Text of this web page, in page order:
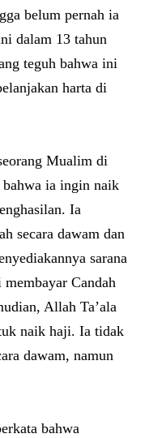
belum pernah ia
dalam 13 tahun
teguh bahwa ini
harta di
Mualim di
bahwa ia ingin naik
Ia
secara dawam dan
sarana
Candah
Allah Ta’ala
naik haji. Ia tidak
dawam, namun
bahwa